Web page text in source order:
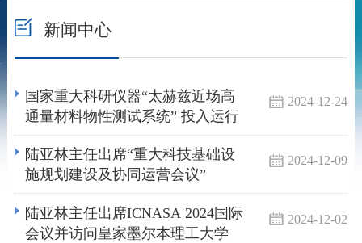
新闻中心
国家重大科研仪器“太赫兹近场高
通量材料物性测试系统” 投入运行
2024-12-24
陆亚林主任出席“重大科技基础设
施规划建设及协同运营会议”
2024-12-09
陆亚林主任出席ICNASA 2024国际
会议并访问皇家墨尔本理工大学
2024-12-02